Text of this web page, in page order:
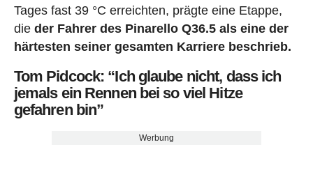
Tages fast 39 °C erreichten, prägte eine Etappe,
die der Fahrer des Pinarello Q36.5 als eine der
härtesten seiner gesamten Karriere beschrieb.
Tom Pidcock: “Ich glaube nicht, dass ich
jemals ein Rennen bei so viel Hitze
gefahren bin”
Werbung